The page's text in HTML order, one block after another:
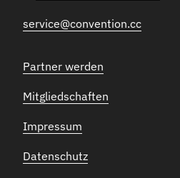
service@convention.cc
Partner werden
Mitgliedschaften
Impressum
Datenschutz